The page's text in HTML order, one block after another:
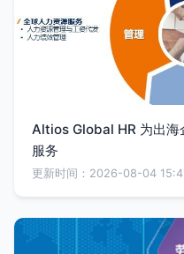
Altios Global HR 为出海
服务
更新时间：2026-08-04